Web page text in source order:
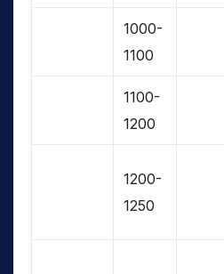
1000-
1100
1100-
1200
1200-
1250